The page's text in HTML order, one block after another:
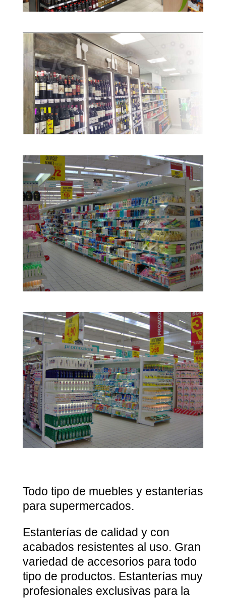
Todo tipo de muebles y estanterías
para supermercados.
Estanterías de calidad y con
acabados resistentes al uso. Gran
variedad de accesorios para todo
tipo de productos. Estanterías muy
profesionales exclusivas para la